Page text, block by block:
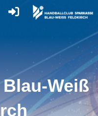
Weiß
h